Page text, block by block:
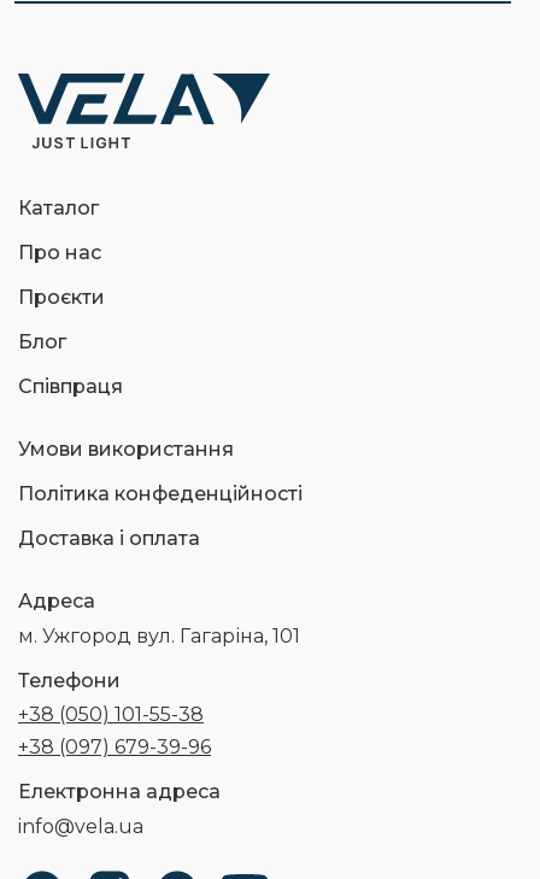
Каталог
Про нас
Проєкти
Блог
Співпраця
Умови використання
Політика конфеденційності
Доставка і оплата
Адреса
м. Ужгород вул. Гагаріна, 101
Телефони
+38 (050) 101-55-38
+38 (097) 679-39-96
Електронна адреса
info@vela.ua